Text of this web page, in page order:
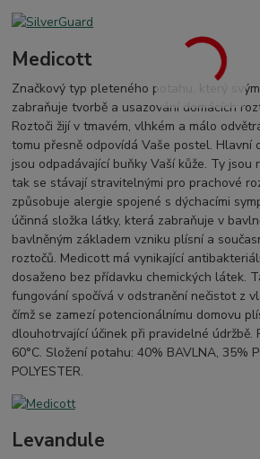
Medicott
Značkový typ pleteného potahu, který
zabraňuje tvorbě a usazování domácích
Roztoči žijí v tmavém, vlhkém a málo
tomu přesně odpovídá Vaše postel. Hlavní
jsou odpadávající buňky Vaší kůže. Ty jsou
tak se stávají stravitelnými pro prachové
způsobuje alergie spojené s dýchacími
účinná složka látky, která zabraňuje v
bavlněným základem vzniku plísní a
roztočů. Medicott má vynikající
dosaženo bez přídavku chemických látek.
fungování spočívá v odstranění nečistot z
čímž se zamezí potencionálnímu domovu
dlouhotrvající účinek při pravidelné údržbě.
60°C. Složení potahu: 40% BAVLNA, 35%
POLYESTER.
Levandule